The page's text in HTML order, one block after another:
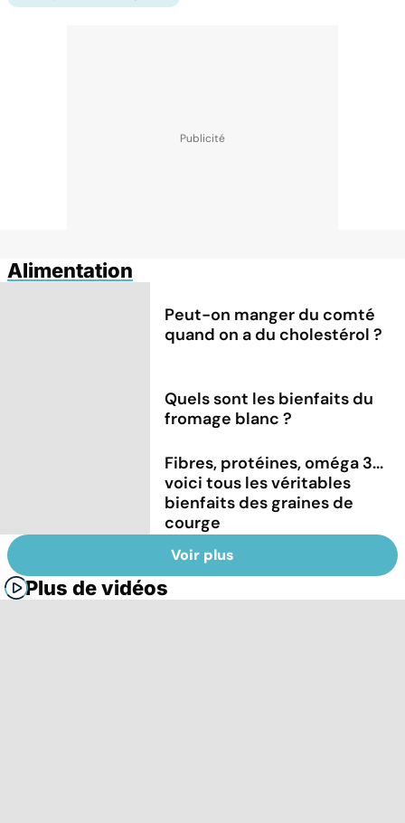
Alimentation
Peut-on manger du comté
quand on a du cholestérol ?
Quels sont les bienfaits du
fromage blanc ?
Fibres, protéines, oméga 3...
voici tous les véritables
bienfaits des graines de
courge
Voir plus
Plus de vidéos